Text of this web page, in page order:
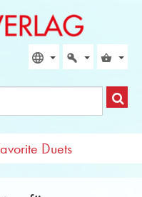
Duets